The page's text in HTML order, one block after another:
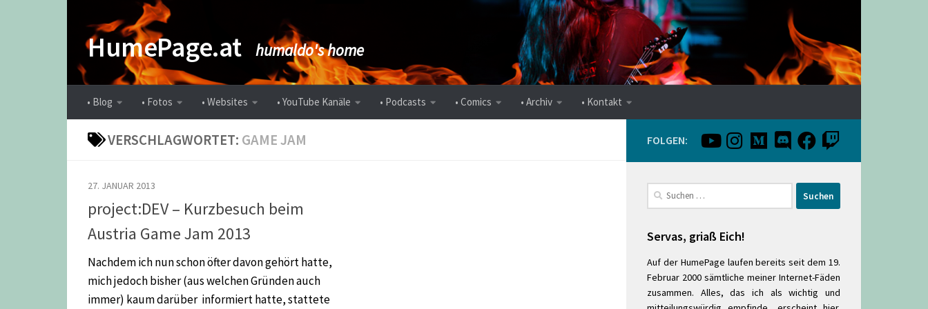
Zum Inhalt springen
HumePage.at humaldo's home
• Blog • Fotos • Websites • YouTube Kanäle • Podcasts • Comics • Archiv • Kontakt
VERSCHLAGWORTET: GAME JAM
27. JANUAR 2013
project:DEV – Kurzbesuch beim
Austria Game Jam 2013
Nachdem ich nun schon öfter davon gehört hatte,
mich jedoch bisher (aus welchen Gründen auch
immer) kaum darüber informiert hatte, stattete
FOLGEN:
Suchen
nach:
Servas, griaß Eich!
Auf der HumePage laufen bereits seit dem 19.
Februar 2000 sämtliche meiner Internet-Fäden
zusammen. Alles, das ich als wichtig und